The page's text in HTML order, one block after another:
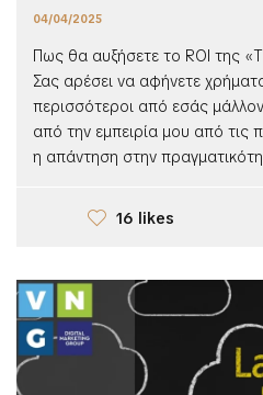
04/04/2025
Πως θα αυξήσετε το ROI της
Σας αρέσει να αφήνετε
περισσότεροι από εσάς
από την εμπειρία μου από τις
η απάντηση στην
16 likes